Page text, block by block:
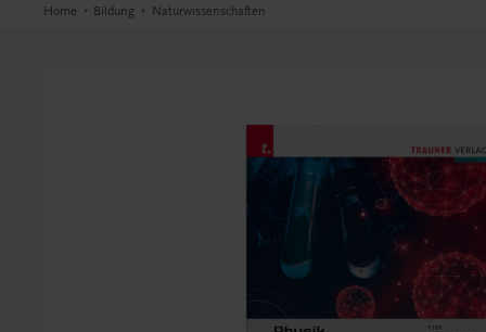
Home Bildung Naturwissenschaften